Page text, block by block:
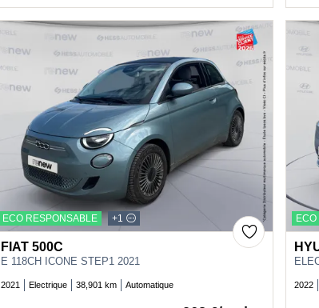
ECO RESPONSABLE +1
FIAT 500C
E 118CH ICONE STEP1 2021
2021 Electrique 38,901 km Automatique 2022